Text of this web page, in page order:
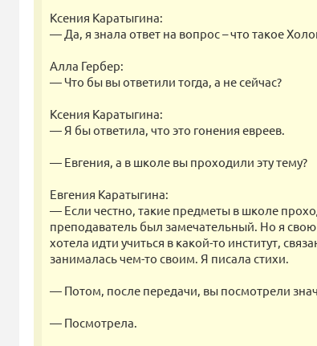
Ксения Каратыгина:
— Да, я знала ответ на вопрос – что такое
Алла Гербер:
— Что бы вы ответили тогда, а не сейчас?
Ксения Каратыгина:
— Я бы ответила, что это гонения евреев.
— Евгения, а в школе вы проходили эту тему?
Евгения Каратыгина:
— Если честно, такие предметы в школе
преподаватель был замечательный. Но я
хотела идти учиться в какой-то институт,
занималась чем-то своим. Я писала стихи.
— Потом, после передачи, вы посмотрели
— Посмотрела.